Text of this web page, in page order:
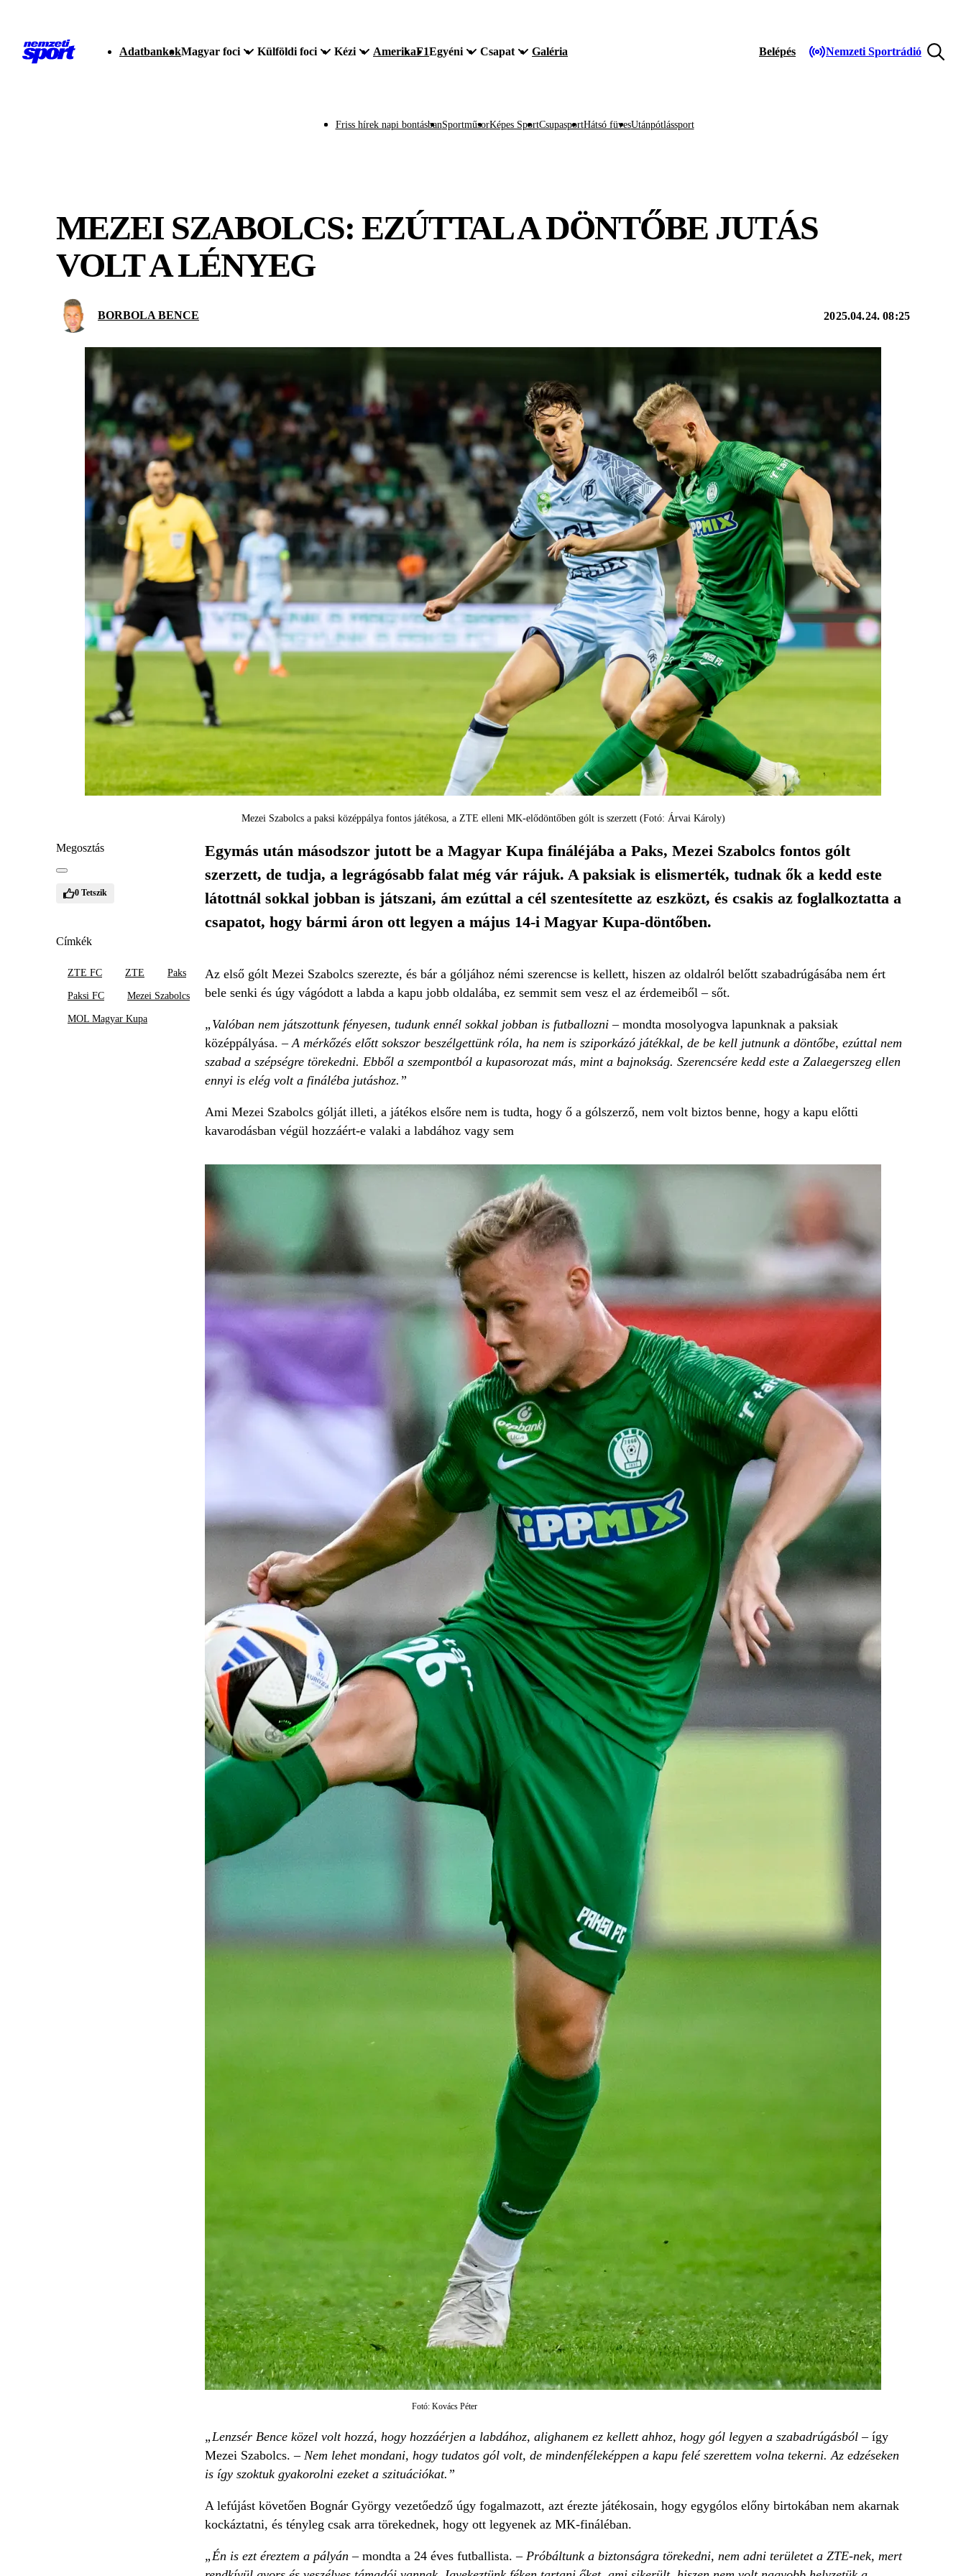
AdatbankokMagyar foci Külföldi foci Kézi AmerikaF1Egyéni Csapat Galéria Belépés Nemzeti Sportrádió
Friss hírek napi bontásbanSportműsorKépes SportCsupasportHátsó füvesUtánpótlássport
MEZEI SZABOLCS: EZÚTTAL A DÖNTŐBE JUTÁS
VOLT A LÉNYEG
BORBOLA BENCE 2025.04.24. 08:25
Mezei Szabolcs a paksi középpálya fontos játékosa, a ZTE elleni MK-elődöntőben gólt is szerzett (Fotó: Árvai Károly)
Megosztás
0 Tetszik
Címkék
ZTE FC ZTE Paks
Paksi FC Mezei Szabolcs
MOL Magyar Kupa
Egymás után másodszor jutott be a Magyar Kupa fináléjába a Paks, Mezei Szabolcs fontos gólt
szerzett, de tudja, a leg­rágósabb falat még vár rájuk. A paksiak is elismerték, tudnak ők a kedd este
látottnál sokkal jobban is játszani, ám ezúttal a cél szentesítette az eszközt, és csakis az foglalkoztatta a
csapatot, hogy bármi áron ott legyen a május 14-i Magyar Kupa-döntőben.
Az első gólt Mezei Szabolcs szerezte, és bár a góljához némi szerencse is kellett, hiszen az oldalról belőtt szabadrúgásába nem ért
bele senki és úgy vágódott a labda a kapu jobb oldalába, ez semmit sem vesz el az érdemeiből – sőt.
„Valóban nem játszottunk fényesen, tudunk ennél sokkal jobban is futballozni– mondta mosolyogva lapunknak a paksiak
középpályása. – A mérkőzés előtt sokszor beszélgettünk róla, ha nem is sziporkázó játékkal, de be kell jutnunk a döntőbe, ezúttal nem
szabad a szépségre törekedni. Ebből a szempontból a kupasorozat más, mint a bajnokság. Szerencsére kedd este a Zalaegerszeg ellen
ennyi is elég volt a fináléba jutáshoz.”
Ami Mezei Szabolcs gólját illeti, a játékos elsőre nem is tudta, hogy ő a gólszerző, nem volt biztos benne, hogy a kapu előtti
kavarodásban végül hozzáért-e valaki a labdához vagy sem
Fotó: Kovács Péter
„Lenzsér Bence közel volt hozzá, hogy hozzáérjen a labdához, alighanem ez kellett ahhoz, hogy gól legyen a szabadrúgásból– így
Mezei Szabolcs. – Nem lehet mondani, hogy tudatos gól volt, de mindenféleképpen a kapu felé szerettem volna tekerni. Az edzéseken
is így szoktuk gyakorolni ezeket a szituációkat.”
A lefújást követően Bognár György vezetőedző úgy fogalmazott, azt érezte játékosain, hogy egygólos előny birtokában nem akarnak
kockáztatni, és tényleg csak arra törekednek, hogy ott legyenek az MK-fináléban.
„Én is ezt éreztem a pályán – mondta a 24 éves futballista. – Próbáltunk a biztonságra törekedni, nem adni területet a ZTE-nek, mert